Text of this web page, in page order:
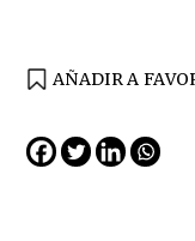
AÑADIR A